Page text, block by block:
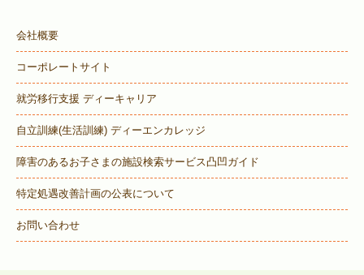
会社概要
コーポレートサイト
就労移行支援 ディーキャリア
自立訓練(生活訓練) ディーエンカレッジ
障害のあるお子さまの施設検索サービス凸凹ガイド
特定処遇改善計画の公表について
お問い合わせ